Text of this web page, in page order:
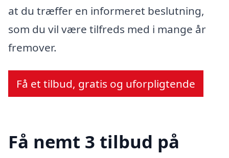
at du træffer en informeret beslutning,
som du vil være tilfreds med i mange år
fremover.
Få et tilbud, gratis og uforpligtende
Få nemt 3 tilbud på